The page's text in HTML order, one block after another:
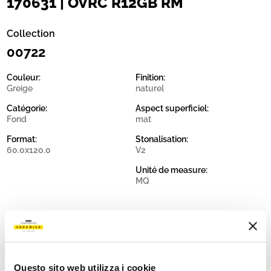
Questo sito web utilizza i cookie
Collection
00722
Couleur:
Greige
Catégorie:
Fond
Format:
60.0x120.0
Finition:
naturel
Aspect superficiel:
mat
Stonalisation:
V2
Unité de measure:
MQ